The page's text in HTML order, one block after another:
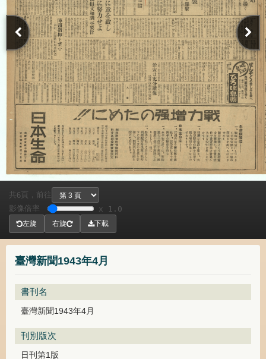
臺灣新聞1943年4月
書刊名
臺灣新聞1943年4月
刊別版次
日刊第1版
共 6頁， 前往
影像倍率
x 1.0
左旋 右旋 下載